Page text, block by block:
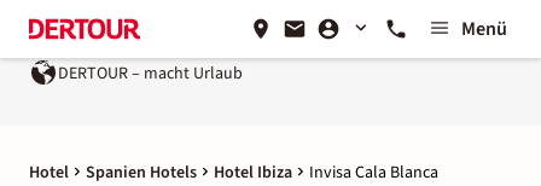
Menü
DERTOUR – macht Urlaub
Hotel Spanien Hotels Hotel Ibiza Invisa Cala Blanca